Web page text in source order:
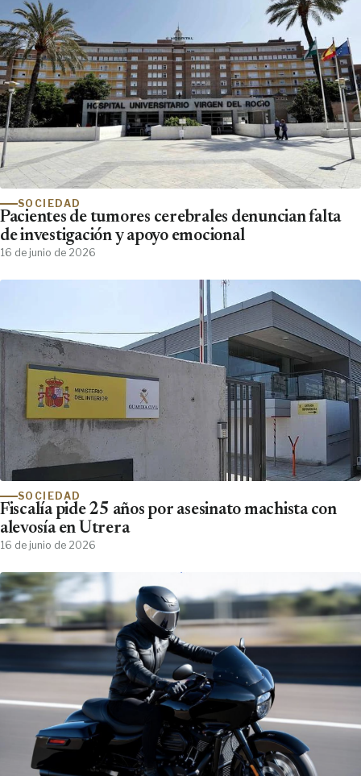
SOCIEDAD
Pacientes de tumores cerebrales denuncian falta
de investigación y apoyo emocional
16 de junio de 2026
SOCIEDAD
Fiscalía pide 25 años por asesinato machista con
alevosía en Utrera
16 de junio de 2026